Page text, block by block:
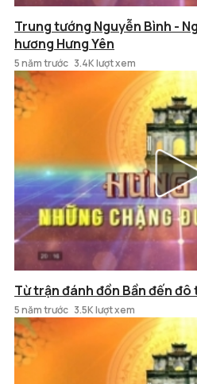
Trung tướng Nguyễn Bình -
hương Hưng Yên
5 năm trước 3.4K lượt xem
Từ trận đánh đồn Bần đến đô
5 năm trước 3.5K lượt xem